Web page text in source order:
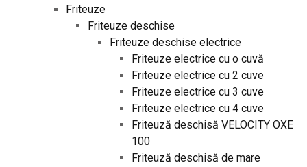
Friteuze
Friteuze deschise
Friteuze deschise electrice
Friteuze electrice cu o cuvă
Friteuze electrice cu 2 cuve
Friteuze electrice cu 3 cuve
Friteuze electrice cu 4 cuve
Friteuză deschisă VELOCITY OXE
100
Friteuză deschisă de mare